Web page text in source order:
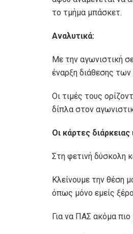
το τμήμα μπάσκετ.
Αναλυτικά:
Με την αγωνιστική
έναρξη διάθεσης των
Οι τιμές τους
δίπλα στον
Οι κάρτες
Στη φετινή δύσκολη
Κλείνουμε την θέση
όπως μόνο εμείς
Για να ΠΑΣ ακόμα πιο